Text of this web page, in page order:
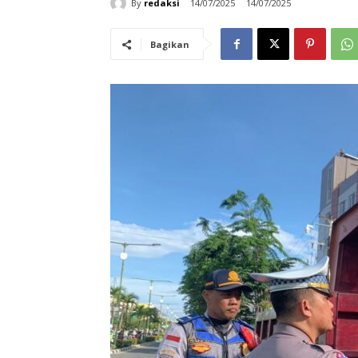
By redaksi 14/07/2025 14/07/2025
Bagikan